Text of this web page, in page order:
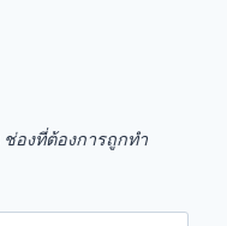
ช่องที่ต้องการถูกทำ